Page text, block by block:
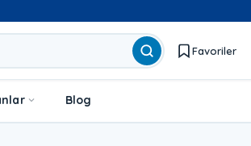
Favoriler
Blog